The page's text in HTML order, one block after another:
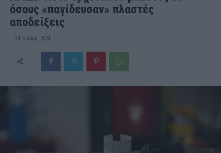
όσους «παγίδευσαν» πλαστές
αποδείξεις
20 Ιουλίου, 2024